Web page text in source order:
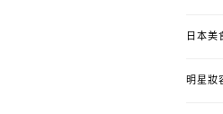
日本美
明星妝